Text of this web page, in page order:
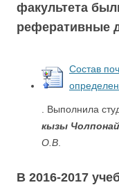
факультета
реферативные
Состав
. Выполнила
кызы Чолпонай
О.В
В 2016-2017